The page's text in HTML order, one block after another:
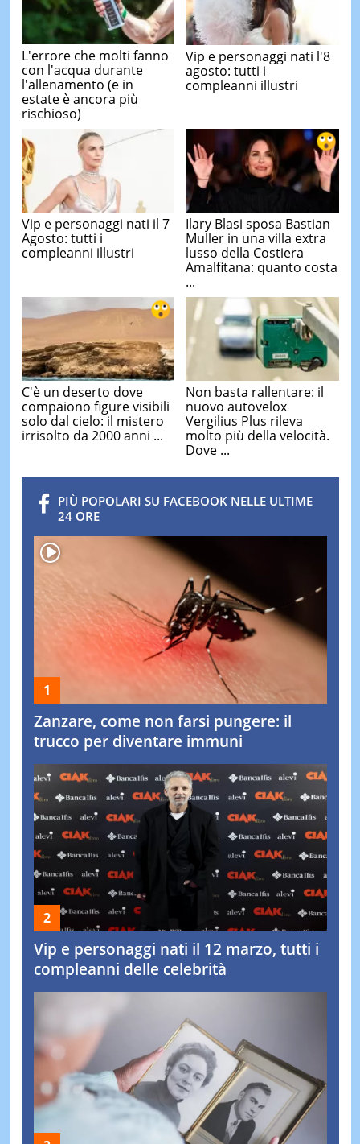
L'errore che molti fanno
con l'acqua durante
l'allenamento (e in
estate è ancora più
rischioso)
Vip e personaggi nati l'8
agosto: tutti i
compleanni illustri
Vip e personaggi nati il 7
Agosto: tutti i
compleanni illustri
Ilary Blasi sposa Bastian
Muller in una villa extra
lusso della Costiera
Amalfitana: quanto costa
...
C'è un deserto dove
compaiono figure visibili
solo dal cielo: il mistero
irrisolto da 2000 anni ...
Non basta rallentare: il
nuovo autovelox
Vergilius Plus rileva
molto più della velocità.
Dove ...
PIÙ POPOLARI SU FACEBOOK NELLE ULTIME
24 ORE
Zanzare, come non farsi pungere: il
trucco per diventare immuni
Vip e personaggi nati il 12 marzo, tutti i
compleanni delle celebrità